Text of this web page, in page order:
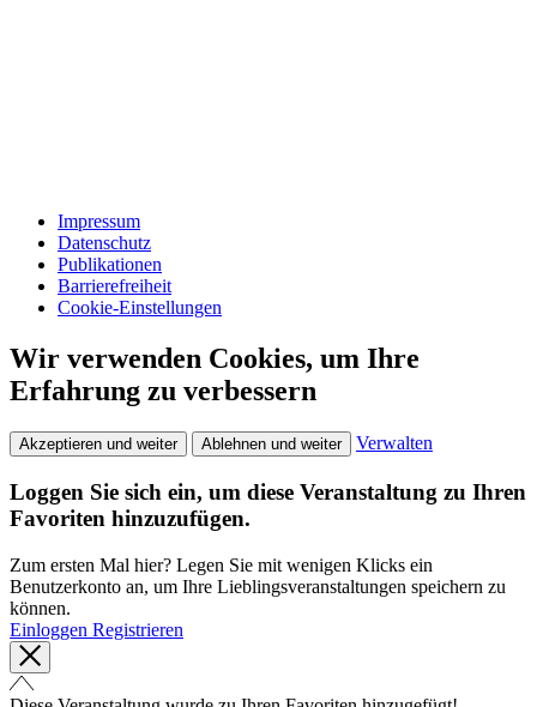
Impressum
Datenschutz
Publikationen
Barrierefreiheit
Cookie-Einstellungen
Wir verwenden Cookies, um Ihre
Erfahrung zu verbessern
Akzeptieren und weiter Ablehnen und weiter Verwalten
Loggen Sie sich ein, um diese Veranstaltung zu Ihren
Favoriten hinzuzufügen.
Zum ersten Mal hier? Legen Sie mit wenigen Klicks ein
Benutzerkonto an, um Ihre Lieblingsveranstaltungen speichern zu
können.
Einloggen Registrieren